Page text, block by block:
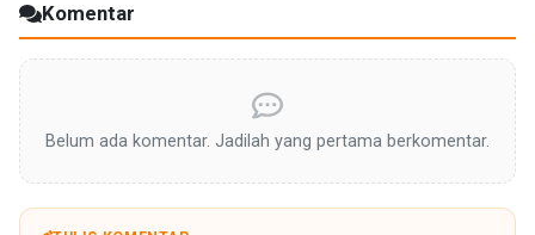
Komentar
Belum ada komentar. Jadilah yang pertama berkomentar.